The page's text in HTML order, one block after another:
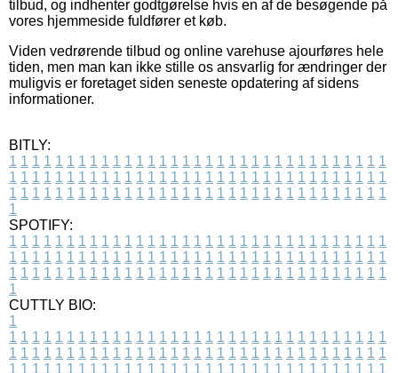
tilbud, og indhenter godtgørelse hvis en af de besøgende på
vores hjemmeside fuldfører et køb.
Viden vedrørende tilbud og online varehuse ajourføres hele
tiden, men man kan ikke stille os ansvarlig for ændringer der
muligvis er foretaget siden seneste opdatering af sidens
informationer.
BITLY:
1 1 1 1 1 1 1 1 1 1 1 1 1 1 1 1 1 1 1 1 1 1 1 1 1 1 1 1 1 1 1 1 1
1 1 1 1 1 1 1 1 1 1 1 1 1 1 1 1 1 1 1 1 1 1 1 1 1 1 1 1 1 1 1 1 1
1 1 1 1 1 1 1 1 1 1 1 1 1 1 1 1 1 1 1 1 1 1 1 1 1 1 1 1 1 1 1 1 1
1
SPOTIFY:
1 1 1 1 1 1 1 1 1 1 1 1 1 1 1 1 1 1 1 1 1 1 1 1 1 1 1 1 1 1 1 1 1
1 1 1 1 1 1 1 1 1 1 1 1 1 1 1 1 1 1 1 1 1 1 1 1 1 1 1 1 1 1 1 1 1
1 1 1 1 1 1 1 1 1 1 1 1 1 1 1 1 1 1 1 1 1 1 1 1 1 1 1 1 1 1 1 1 1
1
CUTTLY BIO:
1
1 1 1 1 1 1 1 1 1 1 1 1 1 1 1 1 1 1 1 1 1 1 1 1 1 1 1 1 1 1 1 1 1
1 1 1 1 1 1 1 1 1 1 1 1 1 1 1 1 1 1 1 1 1 1 1 1 1 1 1 1 1 1 1 1 1
1 1 1 1 1 1 1 1 1 1 1 1 1 1 1 1 1 1 1 1 1 1 1 1 1 1 1 1 1 1 1 1 1